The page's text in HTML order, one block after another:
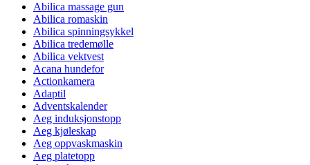
Abilica massage gun
Abilica romaskin
Abilica spinningsykkel
Abilica tredemølle
Abilica vektvest
Acana hundefor
Actionkamera
Adaptil
Adventskalender
Aeg induksjonstopp
Aeg kjøleskap
Aeg oppvaskmaskin
Aeg platetopp